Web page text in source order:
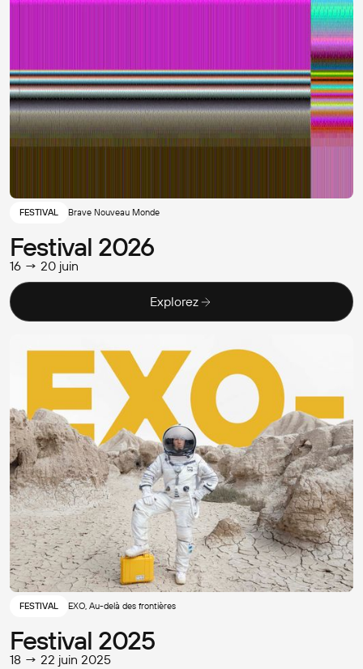
FESTIVAL Brave Nouveau Monde
Festival 2026
16 → 20 juin
Explorez
FESTIVAL EXO, Au-delà des frontières
Festival 2025
18 → 22 juin 2025